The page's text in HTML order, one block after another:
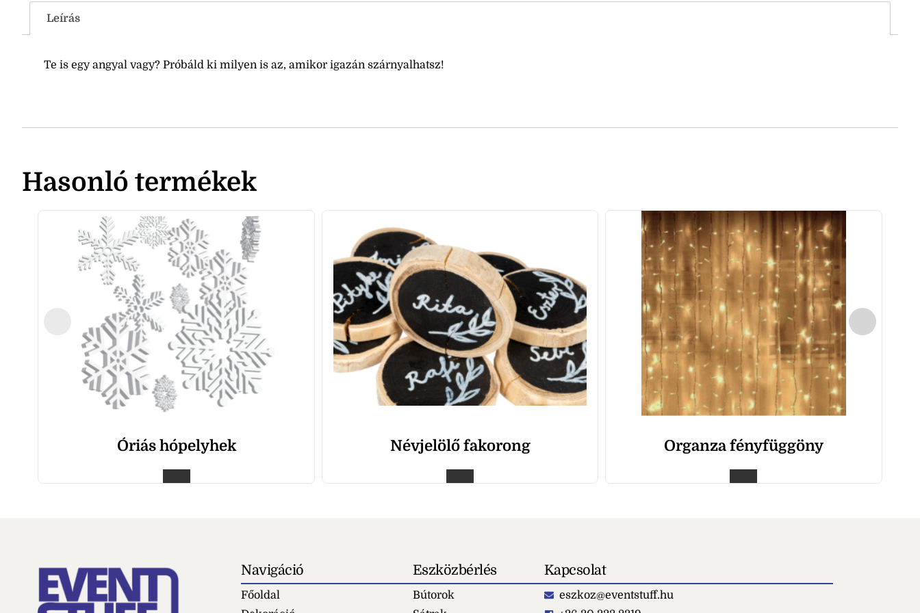
Leírás
Te is egy angyal vagy? Próbáld ki milyen is az, amikor igazán szárnyalhatsz!
Hasonló termékek
Óriás hópelyhek Névjelölő fakorong Organza fényfüggöny
Navigáció
Főoldal
Eszközbérlés
Bútorok
Kapcsolat
eszkoz@eventstuff.hu